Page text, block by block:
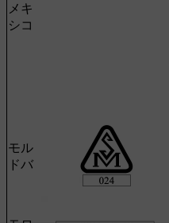
メキ
シコ
モル
ドバ